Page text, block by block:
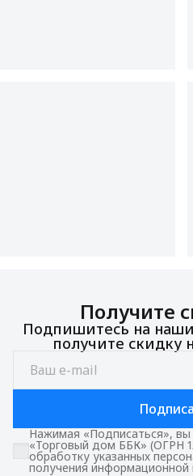
Получите
Подпишитесь на
получите скидку
Нажимая «Подписаться»,
«Торговый дом ББК» (ОГРН
обработку указанных
получения информационной